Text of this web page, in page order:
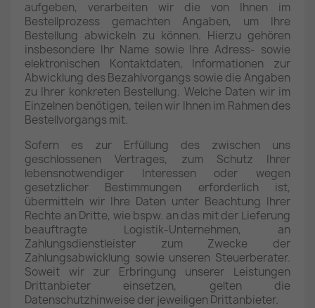
aufgeben, verarbeiten wir die von Ihnen im
Bestellprozess gemachten Angaben, um Ihre
Bestellung abwickeln zu können. Hierzu gehören
insbesondere Ihr Name sowie Ihre Adress- sowie
elektronischen Kontaktdaten, Informationen zur
Abwicklung des Bezahlvorgangs sowie die Angaben
zu Ihrer konkreten Bestellung. Welche Daten wir im
Einzelnen benötigen, teilen wir Ihnen im Rahmen des
Bestellvorgangs mit.
Sofern es zur Erfüllung des zwischen uns
geschlossenen Vertrages, zum Schutz Ihrer
lebensnotwendiger Interessen oder wegen
gesetzlicher Bestimmungen erforderlich ist,
übermitteln wir Ihre Daten unter Beachtung Ihrer
Rechte an Dritte, wie bspw. an das mit der Lieferung
beauftragte Logistik-Unternehmen, an
Zahlungsdienstleister zum Zwecke der
Zahlungsabwicklung sowie unseren Steuerberater.
Soweit wir zur Erbringung unserer Leistungen
Drittanbieter einsetzen, gelten die
Datenschutzhinweise der jeweiligen Drittanbieter.